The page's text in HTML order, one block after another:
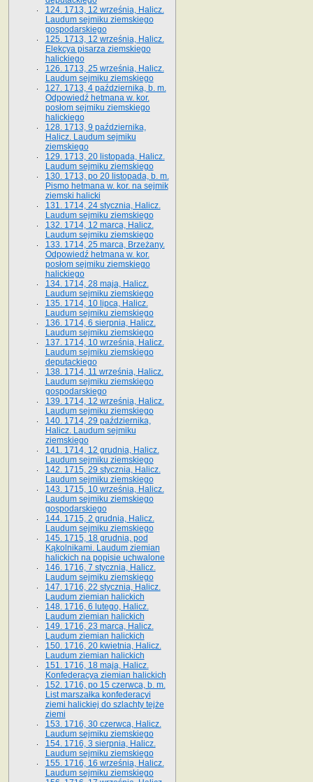
124. 1713, 12 września, Halicz.
Laudum sejmiku ziemskiego
gospodarskiego
125. 1713, 12 września, Halicz.
Elekcya pisarza ziemskiego
halickiego
126. 1713, 25 września, Halicz.
Laudum sejmiku ziemskiego
127. 1713, 4 października, b. m.
Odpowiedź hetmana w. kor.
posłom sejmiku ziemskiego
halickiego
128. 1713, 9 października,
Halicz. Laudum sejmiku
ziemskiego
129. 1713, 20 listopada, Halicz.
Laudum sejmiku ziemskiego
130. 1713, po 20 listopada, b. m.
Pismo hetmana w. kor. na sejmik
ziemski halicki
131. 1714, 24 stycznia, Halicz.
Laudum sejmiku ziemskiego
132. 1714, 12 marca, Halicz.
Laudum sejmiku ziemskiego
133. 1714, 25 marca, Brzeżany.
Odpowiedź hetmana w. kor.
posłom sejmiku ziemskiego
halickiego
134. 1714, 28 maja, Halicz.
Laudum sejmiku ziemskiego
135. 1714, 10 lipca, Halicz.
Laudum sejmiku ziemskiego
136. 1714, 6 sierpnia, Halicz.
Laudum sejmiku ziemskiego
137. 1714, 10 września, Halicz.
Laudum sejmiku ziemskiego
deputackiego
138. 1714, 11 września, Halicz.
Laudum sejmiku ziemskiego
gospodarskiego
139. 1714, 12 września, Halicz.
Laudum sejmiku ziemskiego
140. 1714, 29 października,
Halicz. Laudum sejmiku
ziemskiego
141. 1714, 12 grudnia, Halicz.
Laudum sejmiku ziemskiego
142. 1715, 29 stycznia, Halicz.
Laudum sejmiku ziemskiego
143. 1715, 10 września, Halicz.
Laudum sejmiku ziemskiego
gospodarskiego
144. 1715, 2 grudnia, Halicz.
Laudum sejmiku ziemskiego
145. 1715, 18 grudnia, pod
Kąkolnikami. Laudum ziemian
halickich na popisie uchwalone
146. 1716, 7 stycznia, Halicz.
Laudum sejmiku ziemskiego
147. 1716, 22 stycznia, Halicz.
Laudum ziemian halickich
148. 1716, 6 lutego, Halicz.
Laudum ziemian halickich
149. 1716, 23 marca, Halicz.
Laudum ziemian halickich
150. 1716, 20 kwietnia, Halicz.
Laudum ziemian halickich
151. 1716, 18 maja, Halicz.
Konfederacya ziemian halickich
152. 1716, po 15 czerwca, b. m.
List marszałka konfederacyi
ziemi halickiej do szlachty tejże
ziemi
153. 1716, 30 czerwca, Halicz.
Laudum sejmiku ziemskiego
154. 1716, 3 sierpnia, Halicz.
Laudum sejmiku ziemskiego
155. 1716, 16 września, Halicz.
Laudum sejmiku ziemskiego